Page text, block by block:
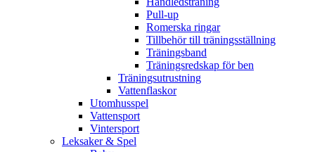
Pull-up
Romerska ringar
Tillbehör till träningsställning
Träningsband
Träningsredskap för ben
Träningsutrustning
Vattenflaskor
Utomhusspel
Vattensport
Vintersport
Leksaker & Spel